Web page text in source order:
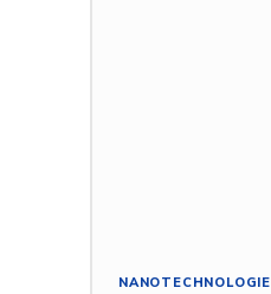
NANOTECHNOLOGIE